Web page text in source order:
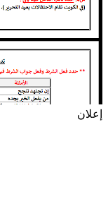
إعلان